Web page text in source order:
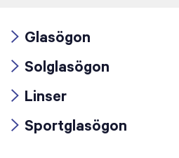
icon
Glasögon
icon
Solglasögon
icon
Linser
Sportglasögon